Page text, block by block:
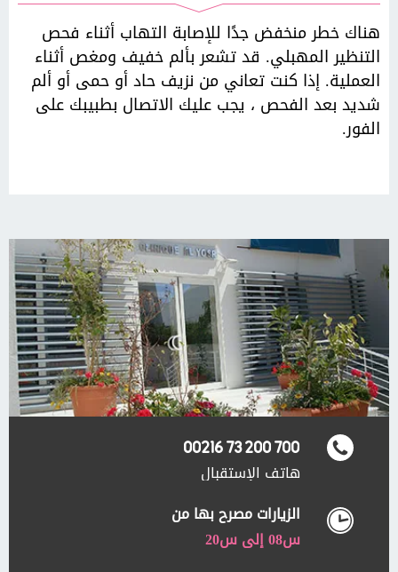
هناك خطر منخفض جدًا للإصابة التهاب أثناء فحص
التنظير المهبلي. قد تشعر بألم خفيف ومغص أثناء
العملية. إذا كنت تعاني من نزيف حاد أو حمى أو ألم
شديد بعد الفحص ، يجب عليك الاتصال بطبيبك على
الفور.
00216 73 200 700
هاتف الإستقبال
الزيارات مصرح بها من
س08 إلى س20